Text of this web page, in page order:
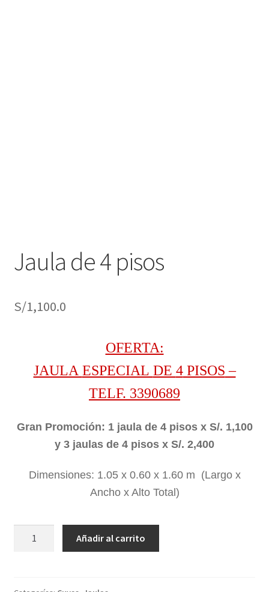
Jaula de 4 pisos
S/1,100.0
OFERTA:
JAULA ESPECIAL DE 4PISOS –
TELF. 3390689
Gran Promoción: 1 jaula de 4 pisos x S/. 1,100
y 3 jaulas de 4 pisos x S/. 2,400
Dimensiones: 1.05 x 0.60 x 1.60 m (Largo x
Ancho x Alto Total)
Añadir al carrito